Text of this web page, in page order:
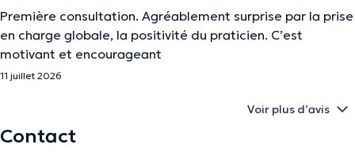
Première consultation. Agréablement surprise par la prise
en charge globale, la positivité du praticien. C’est
motivant et encourageant
11 juillet 2026
Voir plus d’avis
Contact